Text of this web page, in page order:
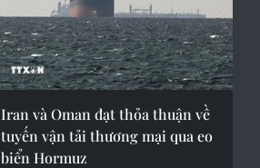
Iran và Oman đạt thỏa thuận về
tuyến vận tải thương mại qua eo
biển Hormuz